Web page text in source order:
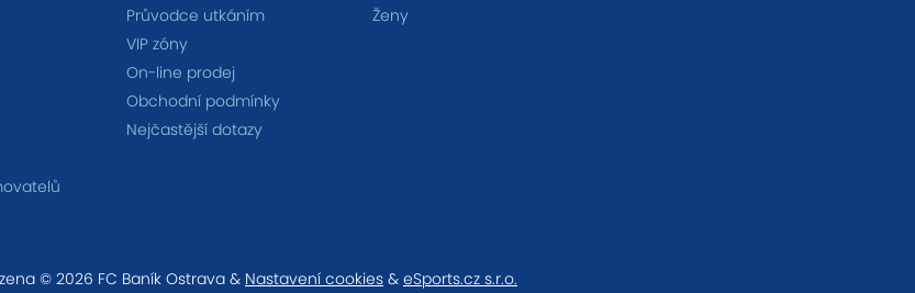
Průvodce utkáním
VIP zóny
On-line prodej
Obchodní podmínky
Nejčastější dotazy
Ženy
© 2026 FC Baník Ostrava & Nastavení cookies & eSports.cz s.r.o.